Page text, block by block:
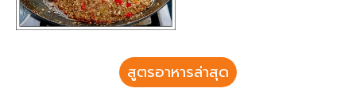
สูตรอาหารล่าสุด